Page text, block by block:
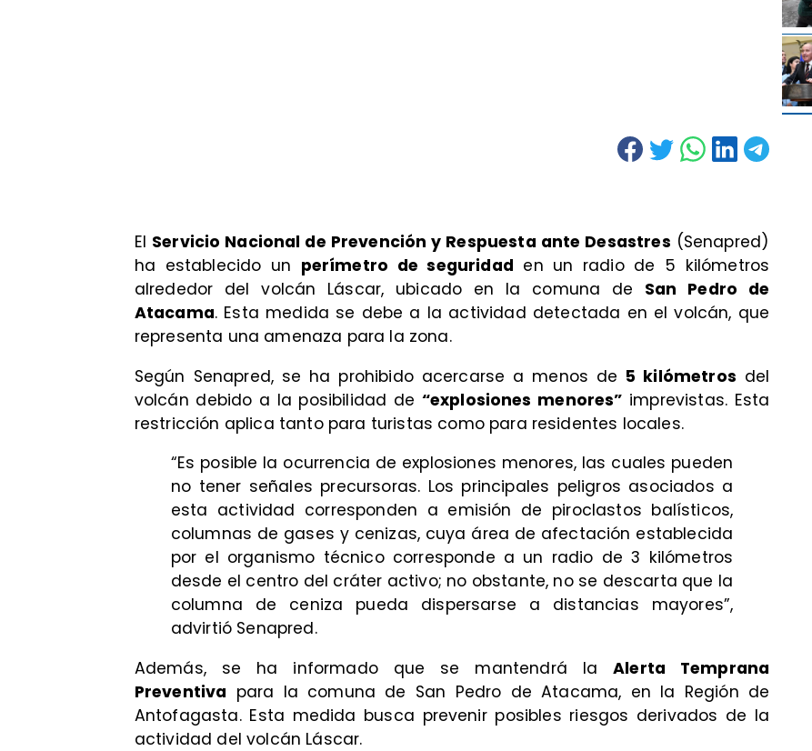
El Servicio Nacional de Prevención y Respuesta ante Desastres (Senapred)
ha establecido un perímetro de seguridad en un radio de 5 kilómetros
alrededor del volcán Láscar, ubicado en la comuna de San Pedro de
Atacama. Esta medida se debe a la actividad detectada en el volcán, que
representa una amenaza para la zona.
Según Senapred, se ha prohibido acercarse a menos de 5 kilómetros del
volcán debido a la posibilidad de “explosiones menores” imprevistas. Esta
restricción aplica tanto para turistas como para residentes locales.
“Es posible la ocurrencia de explosiones menores, las cuales pueden
no tener señales precursoras. Los principales peligros asociados a
esta actividad corresponden a emisión de piroclastos balísticos,
columnas de gases y cenizas, cuya área de afectación establecida
por el organismo técnico corresponde a un radio de 3 kilómetros
desde el centro del cráter activo; no obstante, no se descarta que la
columna de ceniza pueda dispersarse a distancias mayores”,
advirtió Senapred.
Además, se ha informado que se mantendrá laAlerta Temprana
Preventiva para la comuna de San Pedro de Atacama, en la Región de
Antofagasta. Esta medida busca prevenir posibles riesgos derivados de la
actividad del volcán Láscar.